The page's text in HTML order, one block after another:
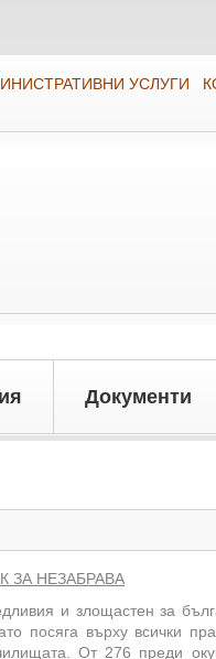
УСЛУГИ
Документи
ЗА НЕЗАБРАВА
и злощастен за
посяга върху всички
От 276 преди